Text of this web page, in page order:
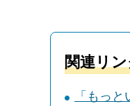
関連リン
「もっ